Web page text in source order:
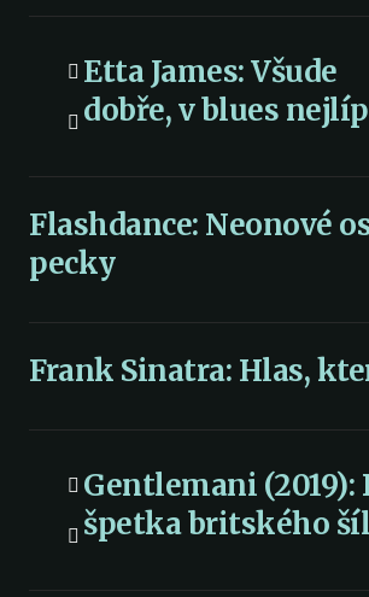
Etta James: Všude
dobře, v blues nejlíp
Flashdance: Neonové
pecky
Frank Sinatra: Hlas,
Gentlemani (2019):
špetka britského